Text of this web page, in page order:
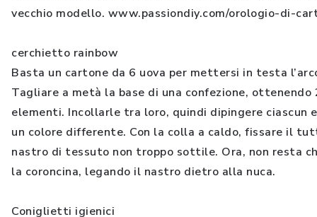
vecchio modello. www.passiondiy.com/orologio-di-
cerchietto rainbow
Basta un cartone da 6 uova per mettersi in testa
Tagliare a metà la base di una confezione, ottenendo
elementi. Incollarle tra loro, quindi dipingere ciascun
un colore differente. Con la colla a caldo, fissare il
nastro di tessuto non troppo sottile. Ora, non resta
la coroncina, legando il nastro dietro alla nuca.
Coniglietti igienici